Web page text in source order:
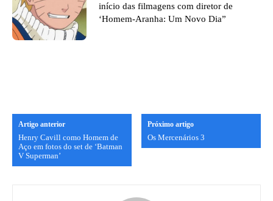
início das filmagens com diretor de
‘Homem-Aranha: Um Novo Dia”
Artigo anterior
Henry Cavill como Homem de
Aço em fotos do set de ‘Batman
V Superman’
Próximo artigo
Os Mercenários 3